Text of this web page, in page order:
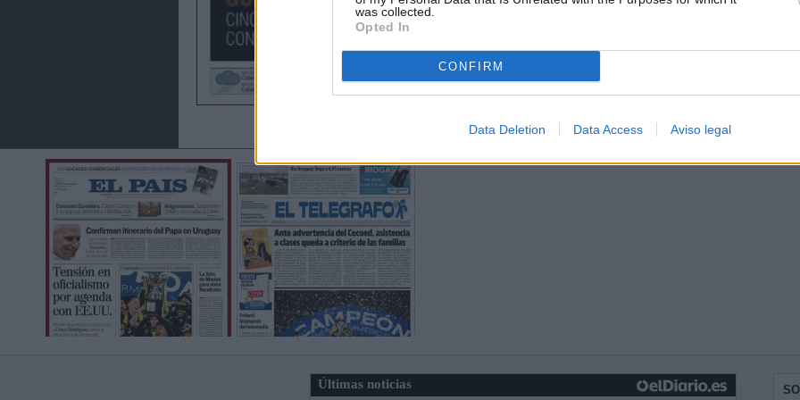
was collected.
Opted In
CONFIRM
Data Deletion Data Access Aviso legal
Últimas noticias